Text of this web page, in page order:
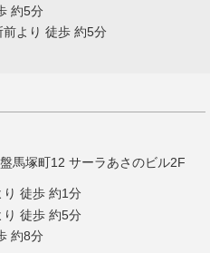
約5分
より 徒歩 約5分
馬塚町12 サーラあさのビル2F
徒歩 約1分
徒歩 約5分
約8分